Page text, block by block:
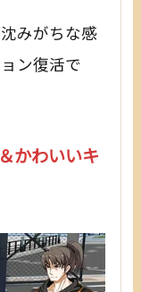
みがちな感
ン復活で
かわいいキ